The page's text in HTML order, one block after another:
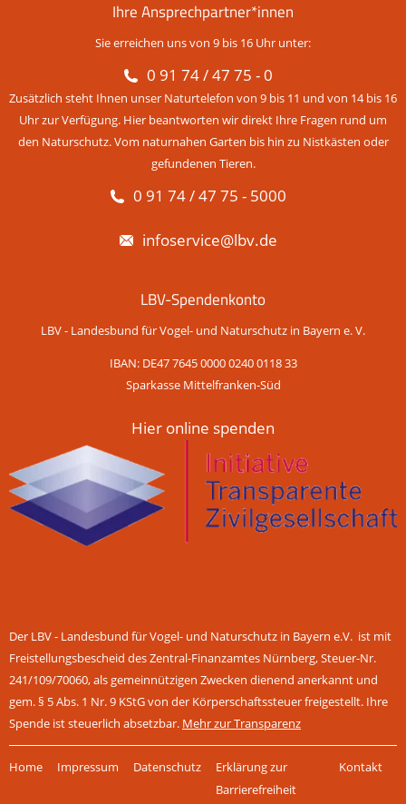
Ihre Ansprechpartner*innen
Sie erreichen uns von 9 bis 16 Uhr unter:
0 91 74 / 47 75 - 0
Zusätzlich steht Ihnen unser Naturtelefon von 9 bis 11 und von 14 bis 16
Uhr zur Verfügung. Hier beantworten wir direkt Ihre Fragen rund um
den Naturschutz. Vom naturnahen Garten bis hin zu Nistkästen oder
gefundenen Tieren.
0 91 74 / 47 75 - 5000
infoservice@lbv.de
LBV-Spendenkonto
LBV - Landesbund für Vogel- und Naturschutz in Bayern e. V.
IBAN: DE47 7645 0000 0240 0118 33
Sparkasse Mittelfranken-Süd
Hier online spenden
Der LBV - Landesbund für Vogel- und Naturschutz in Bayern e.V. ist mit
Freistellungsbescheid des Zentral-Finanzamtes Nürnberg, Steuer-Nr.
241/109/70060, als gemeinnützigen Zwecken dienend anerkannt und
gem. § 5 Abs. 1 Nr. 9 KStG von der Körperschaftssteuer freigestellt. Ihre
Spende ist steuerlich absetzbar. Mehr zur Transparenz
überspringen
Home Impressum Datenschutz
Erklärung zur
Barrierefreiheit
Kontakt